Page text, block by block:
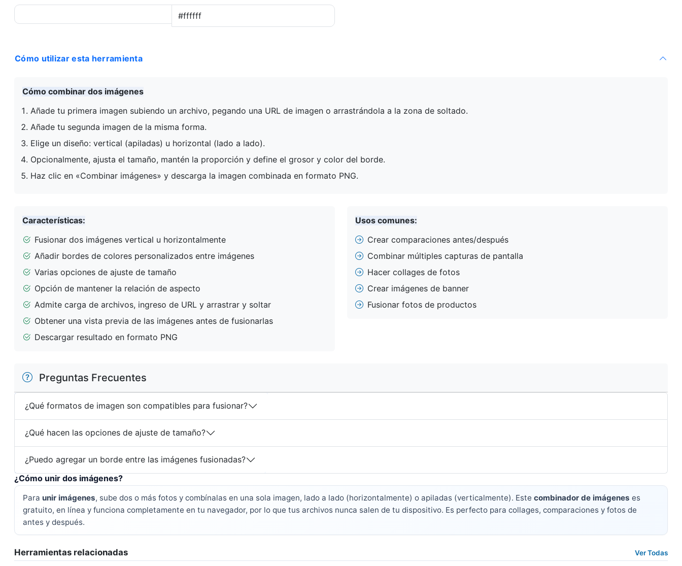
Cómo utilizar esta herramienta
Cómo combinar dos imágenes
Añade tu primera imagen subiendo un archivo, pegando una URL de imagen o arrastrándola a la zona de soltado.
Añade tu segunda imagen de la misma forma.
Elige un diseño: vertical (apiladas) u horizontal (lado a lado).
Opcionalmente, ajusta el tamaño, mantén la proporción y define el grosor y color del borde.
Haz clic en «Combinar imágenes» y descarga la imagen combinada en formato PNG.
Características:
Fusionar dos imágenes vertical u horizontalmente
Añadir bordes de colores personalizados entre imágenes
Varias opciones de ajuste de tamaño
Opción de mantener la relación de aspecto
Admite carga de archivos, ingreso de URL y arrastrar y soltar
Obtener una vista previa de las imágenes antes de fusionarlas
Descargar resultado en formato PNG
Usos comunes:
Crear comparaciones antes/después
Combinar múltiples capturas de pantalla
Hacer collages de fotos
Crear imágenes de banner
Fusionar fotos de productos
Preguntas Frecuentes
¿Qué formatos de imagen son compatibles para fusionar?
¿Qué hacen las opciones de ajuste de tamaño?
¿Puedo agregar un borde entre las imágenes fusionadas?
¿Cómo unir dos imágenes?
Para unir imágenes, sube dos o más fotos y combínalas en una sola imagen, lado a lado (horizontalmente) o apiladas (verticalmente). Este combinador de imágenes es
gratuito, en línea y funciona completamente en tu navegador, por lo que tus archivos nunca salen de tu dispositivo. Es perfecto para collages, comparaciones y fotos de
antes y después.
Herramientas relacionadas Ver Todas